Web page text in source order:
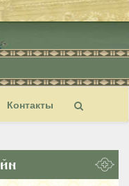
Контакты